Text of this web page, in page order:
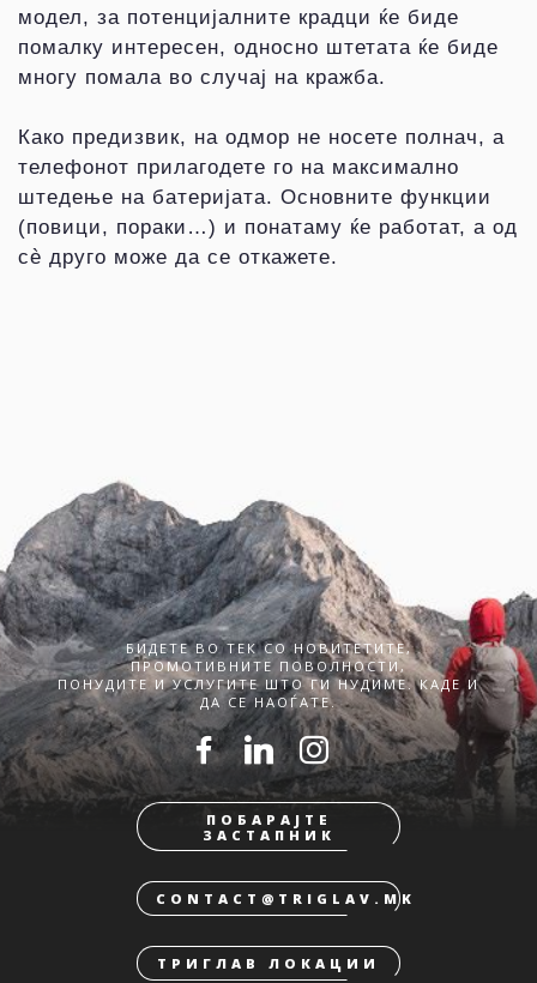
модел, за потенцијалните крадци ќе биде
помалку интересен, односно штетата ќе биде
многу помала во случај на кражба.
Како предизвик, на одмор не носете полнач, а
телефонот прилагодете го на максимално
штедење на батеријата. Основните функции
(повици, пораки…) и понатаму ќе работат, а од
сè друго може да се откажете.
БИДЕТЕ ВО ТЕК СО НОВИТЕТИТЕ,
ПРОМОТИВНИТЕ ПОВОЛНОСТИ,
ПОНУДИТЕ И УСЛУГИТЕ ШТО ГИ НУДИМЕ. КАДЕ И
ДА СЕ НАОЃАТЕ.
ПОБАРАЈТЕ
ЗАСТАПНИК
CONTACT@TRIGLAV.MK
ТРИГЛАВ ЛОКАЦИИ